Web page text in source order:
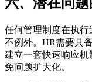
任何管理制度在执
不例外。HR需要具
建立一套快速响应
免问题扩大化。